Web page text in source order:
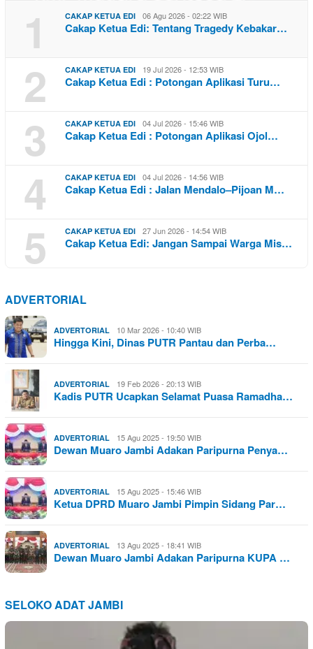
1 CAKAP KETUA EDI 06 Agu 2026 - 02:22 WIB
Cakap Ketua Edi: Tentang Tragedy Kebakar…
2 CAKAP KETUA EDI 19 Jul 2026 - 12:53 WIB
Cakap Ketua Edi : Potongan Aplikasi Turu…
3 CAKAP KETUA EDI 04 Jul 2026 - 15:46 WIB
Cakap Ketua Edi : Potongan Aplikasi Ojol…
4 CAKAP KETUA EDI 04 Jul 2026 - 14:56 WIB
Cakap Ketua Edi : Jalan Mendalo–Pijoan M…
5 CAKAP KETUA EDI 27 Jun 2026 - 14:54 WIB
Cakap Ketua Edi: Jangan Sampai Warga Mis…
ADVERTORIAL
ADVERTORIAL 10 Mar 2026 - 10:40 WIB
Hingga Kini, Dinas PUTR Pantau dan Perba…
ADVERTORIAL 19 Feb 2026 - 20:13 WIB
Kadis PUTR Ucapkan Selamat Puasa Ramadha…
ADVERTORIAL 15 Agu 2025 - 19:50 WIB
Dewan Muaro Jambi Adakan Paripurna Penya…
ADVERTORIAL 15 Agu 2025 - 15:46 WIB
Ketua DPRD Muaro Jambi Pimpin Sidang Par…
ADVERTORIAL 13 Agu 2025 - 18:41 WIB
Dewan Muaro Jambi Adakan Paripurna KUPA …
SELOKO ADAT JAMBI